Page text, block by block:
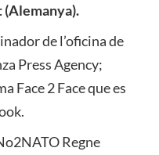
.
de l’oficina de
Press Agency;
Face 2 Face que es
Regne